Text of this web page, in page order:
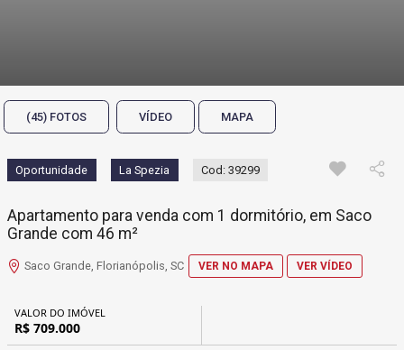
(45) FOTOS VÍDEO MAPA
Oportunidade La Spezia Cod: 39299
Apartamento para venda com 1 dormitório, em Saco
Grande com 46 m²
Saco Grande, Florianópolis, SC VER NO MAPA VER VÍDEO
VALOR DO IMÓVEL
R$ 709.000